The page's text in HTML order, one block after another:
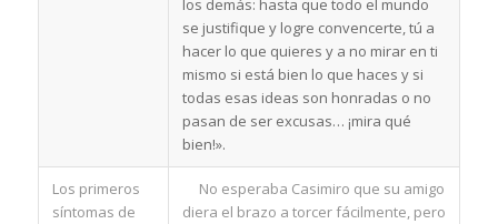
los demás: hasta que todo el mundo
se justifique y logre convencerte, tú a
hacer lo que quieres y a no mirar en ti
mismo si está bien lo que haces y si
todas esas ideas son honradas o no
pasan de ser excusas… ¡mira qué
bien!».
Los primeros
síntomas de
No esperaba Casimiro que su amigo
diera el brazo a torcer fácilmente, pero